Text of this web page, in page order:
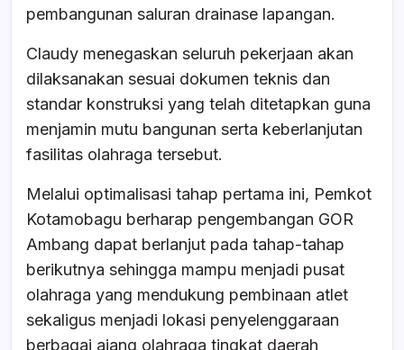
pembangunan saluran drainase lapangan.
Claudy menegaskan seluruh pekerjaan akan
dilaksanakan sesuai dokumen teknis dan
standar konstruksi yang telah ditetapkan guna
menjamin mutu bangunan serta keberlanjutan
fasilitas olahraga tersebut.
Melalui optimalisasi tahap pertama ini, Pemkot
Kotamobagu berharap pengembangan GOR
Ambang dapat berlanjut pada tahap-tahap
berikutnya sehingga mampu menjadi pusat
olahraga yang mendukung pembinaan atlet
sekaligus menjadi lokasi penyelenggaraan
berbagai ajang olahraga tingkat daerah